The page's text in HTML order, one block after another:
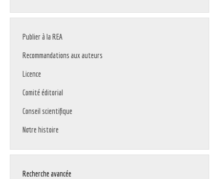
Publier à la REA
Recommandations aux auteurs
Licence
Comité éditorial
Conseil scientifique
Notre histoire
Recherche avancée